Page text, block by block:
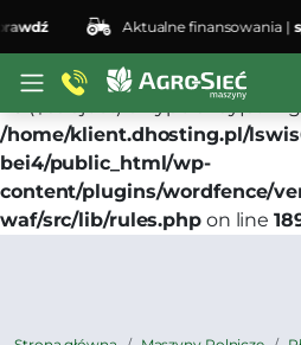
Deprecated: preg_replace():
#3 ($subject) of type
/home/klient.dhosting.pl/
bei4/public_html/wp-
content/plugins/wordfence/
waf/src/lib/rules.phpon line
Aktualne finansowania |